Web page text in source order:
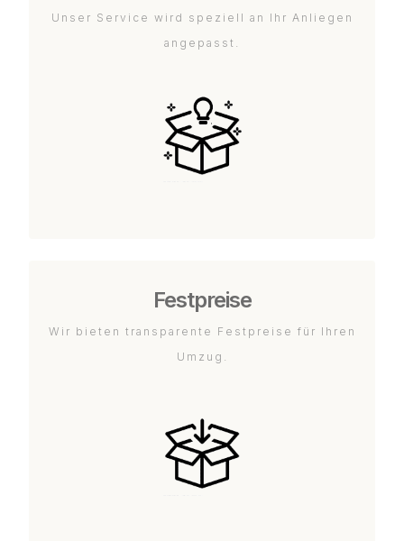
Unser Service wird speziell an Ihr Anliegen
angepasst.
Festpreise
Wir bieten transparente Festpreise für Ihren
Umzug.